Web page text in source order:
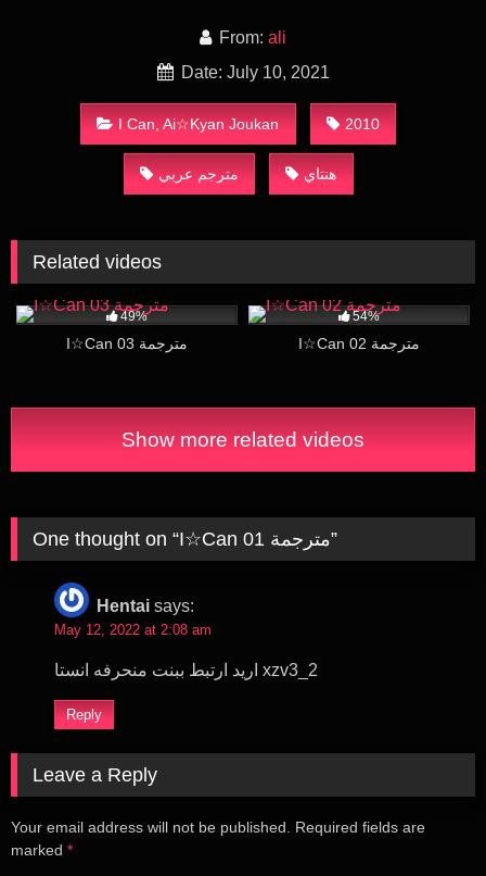
From: ali
Date: July 10, 2021
I Can, Ai☆Kyan Joukan 2010
مترجم عربي هنتاي
Related videos
49%
I☆Can 03 مترجمة
54%
I☆Can 02 مترجمة
Show more related videos
One thought on “ I☆Can 01 مترجمة”
Hentai says:
May 12, 2022 at 2:08 am
اريد ارتبط ببنت منحرفه انستا xzv3_2
Reply
Leave a Reply
Your email address will not be published.
Required fields are
marked *